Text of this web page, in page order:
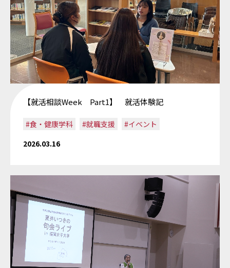
【就活相談Week Part1】 就活体験記
#食・健康学科 #就職支援
#イベント
2026.03.16